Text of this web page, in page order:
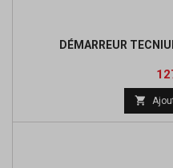
DÉMARREUR
